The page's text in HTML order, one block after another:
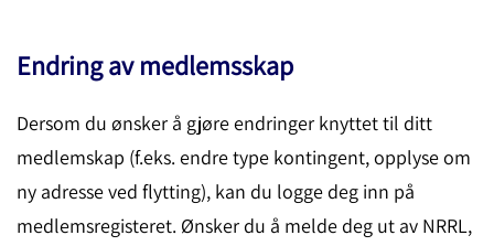
Endring av medlemsskap
Dersom du ønsker å gjøre endringer knyttet til ditt
medlemskap (f.eks. endre type kontingent, opplyse om
ny adresse ved flytting), kan du logge deg inn på
medlemsregisteret. Ønsker du å melde deg ut av NRRL,